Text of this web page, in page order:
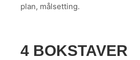
plan, målsetting.
4 BOKSTAVER